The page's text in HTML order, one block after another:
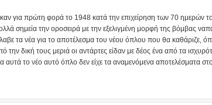
για πρώτη φορά το 1948 κατά την επιχείρηση των 70 ημερών
σημεία την οροσειρά με την εξελιγμένη μορφή της βόμβας
τα νέα για το αποτέλεσμα του νέου όπλου που θα καθάριζε,
την δική τους μεριά οι αντάρτες είδαν με δέος ένα από τα
αυτά το νέο αυτό όπλο δεν είχε τα αναμενόμενα αποτελέσματα